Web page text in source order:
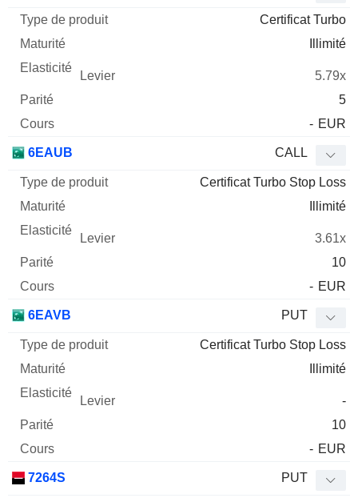
Certificat Turbo
Illimité
5.79x
5
- EUR
6EAUB CALL
Certificat Turbo Stop Loss
Illimité
3.61x
10
- EUR
6EAVB PUT
Certificat Turbo Stop Loss
Illimité
-
10
- EUR
7264S PUT